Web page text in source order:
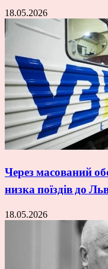
18.05.2026
Через масований
низка поїздів до
18.05.2026